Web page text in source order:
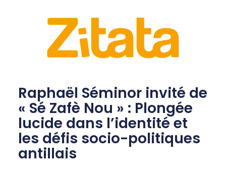
Raphaël Séminor invité de
« Sé Zafè Nou » : Plongée
lucide dans l’identité et
les défis socio-politiques
antillais